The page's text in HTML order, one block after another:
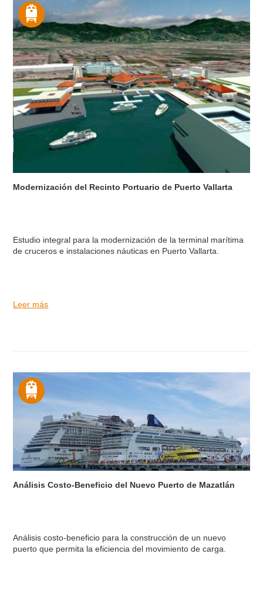
Modernización del Recinto Portuario de Puerto Vallarta
Estudio integral para la modernización de la terminal marítima
de cruceros e instalaciones náuticas en Puerto Vallarta.
Leer más
Análisis Costo-Beneficio del Nuevo Puerto de Mazatlán
Análisis costo-beneficio para la construcción de un nuevo
puerto que permita la eficiencia del movimiento de carga.